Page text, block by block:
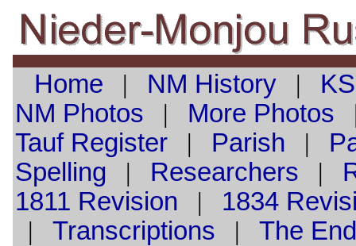
Home | NM History|
NM Photos | More Photos
TaufRegister| Parish |
Spelling | Researchers |
1811 Revision | 1834
| Transcriptions | The End